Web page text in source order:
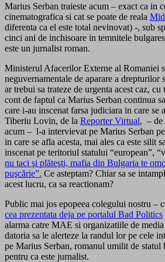
Marius Serban traieste acum – exact ca in
cinematografica si cat se poate de reala
diferenta ca el este total nevinovat) -, sub
cinci ani de inchisoare in temnitele
este un jurnalist roman.
Ministerul Afacerilor Externe al Romaniei
neguvernamentale de aparare a
ar trebui sa trateze de urgenta acest caz,
cont de faptul ca Marius Serban continua
care i-au inscenat farsa judiciara in care se
Tiberiu Lovin, de la Reporter Virtual, – de
acum – l-a intervievat pe Marius Serban
in care se afla acesta, mai ales ca este silit
inscenat pe teritoriul statului “european”,
nu taci şi plăteşti, mafia din Bulgaria te
puşcărie”. Ce asteptam? Chiar sa se
acest lucru, ca sa reactionam?
Public mai jos epopeea colegului nostru –
cea prezentata deja pe portalul Bad Politics
alarma catre MAE si organizatiile de media
datoria sa le alerteze la randul lor pe cele
pe Marius Serban, romanul umilit de statul
pentru ca este jurnalist.